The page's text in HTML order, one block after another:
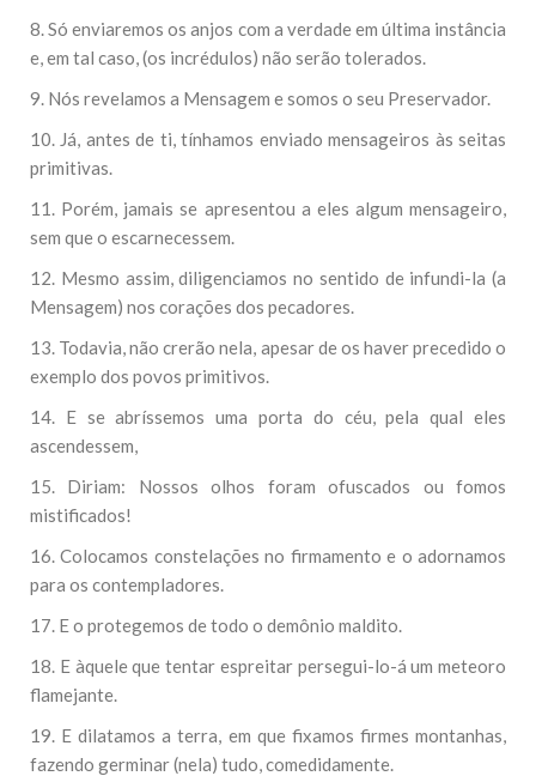
8. Só enviaremos os anjos com a verdade em última instância
e, em tal caso, (os incrédulos) não serão tolerados.
9. Nós revelamos a Mensagem e somos o seu Preservador.
10. Já, antes de ti, tínhamos enviado mensageiros às seitas
primitivas.
11. Porém, jamais se apresentou a eles algum mensageiro,
sem que o escarnecessem.
12. Mesmo assim, diligenciamos no sentido de infundi-la (a
Mensagem) nos corações dos pecadores.
13. Todavia, não crerão nela, apesar de os haver precedido o
exemplo dos povos primitivos.
14. E se abríssemos uma porta do céu, pela qual eles
ascendessem,
15. Diriam: Nossos olhos foram ofuscados ou fomos
mistificados!
16. Colocamos constelações no firmamento e o adornamos
para os contempladores.
17. E o protegemos de todo o demônio maldito.
18. E àquele que tentar espreitar persegui-lo-á um meteoro
flamejante.
19. E dilatamos a terra, em que fixamos firmes montanhas,
fazendo germinar (nela) tudo, comedidamente.